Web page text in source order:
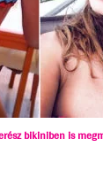
bikiniben is